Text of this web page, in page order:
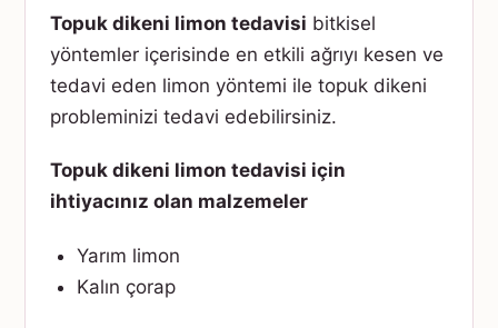
Topuk dikeni limon tedavisi bitkisel
yöntemler içerisinde en etkili ağrıyı kesen ve
tedavi eden limon yöntemi ile topuk dikeni
probleminizi tedavi edebilirsiniz.
Topuk dikeni limon tedavisi için
ihtiyacınız olan malzemeler
Yarım limon
Kalın çorap